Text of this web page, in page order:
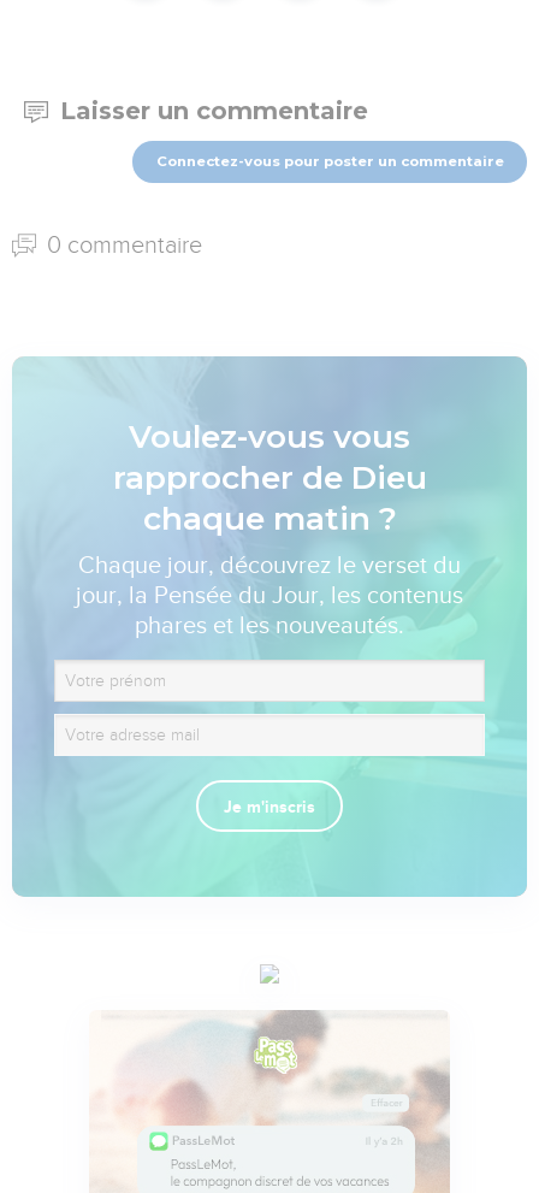
Laisser un commentaire
Connectez-vous pour poster un commentaire
0 commentaire
Voulez-vous vous
rapprocher de Dieu
chaque matin ?
Chaque jour, découvrez le verset du
jour, la Pensée du Jour, les contenus
phares et les nouveautés.
Je m'inscris